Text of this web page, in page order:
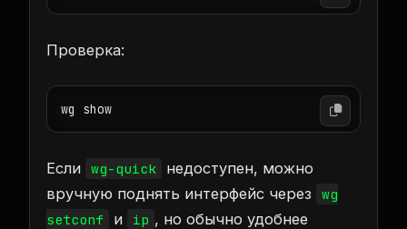
Проверка:
wg show
Если wg-quick
недоступен, можно
вручную поднять интерфейс через
wg
setconf
и ip , но обычно удобнее